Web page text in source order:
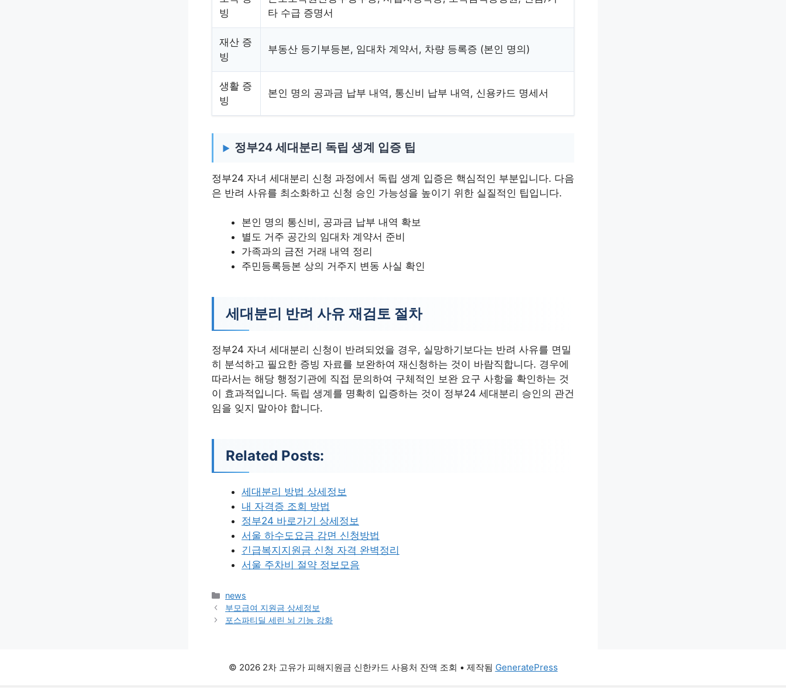
빙
타 수급 증명서
재산 증
빙
부동산 등기부등본, 임대차 계약서, 차량 등록증 (본인 명의)
생활 증
빙
본인 명의 공과금 납부 내역, 통신비 납부 내역, 신용카드 명세서
정부24 세대분리 독립 생계 입증 팁
정부24 자녀 세대분리 신청 과정에서 독립 생계 입증은 핵심적인 부분입니다. 다음
은 반려 사유를 최소화하고 신청 승인 가능성을 높이기 위한 실질적인 팁입니다.
본인 명의 통신비, 공과금 납부 내역 확보
별도 거주 공간의 임대차 계약서 준비
가족과의 금전 거래 내역 정리
주민등록등본 상의 거주지 변동 사실 확인
세대분리 반려 사유 재검토 절차
정부24 자녀 세대분리 신청이 반려되었을 경우, 실망하기보다는 반려 사유를 면밀
히 분석하고 필요한 증빙 자료를 보완하여 재신청하는 것이 바람직합니다. 경우에
따라서는 해당 행정기관에 직접 문의하여 구체적인 보완 요구 사항을 확인하는 것
이 효과적입니다. 독립 생계를 명확히 입증하는 것이 정부24 세대분리 승인의 관건
임을 잊지 말아야 합니다.
Related Posts:
세대분리 방법 상세정보
내 자격증 조회 방법
정부24 바로가기 상세정보
서울 하수도요금 감면 신청방법
긴급복지지원금 신청 자격 완벽정리
서울 주차비 절약 정보모음
카
테
고
news
부모급여 지원금 상세정보
포스파티딜 세린 뇌 기능 강화
© 2026 2차 고유가 피해지원금 신한카드 사용처 잔액 조회 • 제작됨 GeneratePress